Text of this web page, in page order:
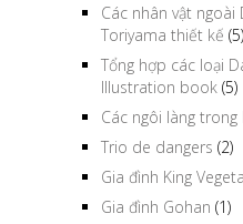
Các nhân vật ngoài
Toriyama thiết kế (5)
Tổng hợp các loại
Illustration book (5)
Các ngôi làng trong
Trio de dangers (2)
Gia đình King Vegeta
Gia đình Gohan (1)